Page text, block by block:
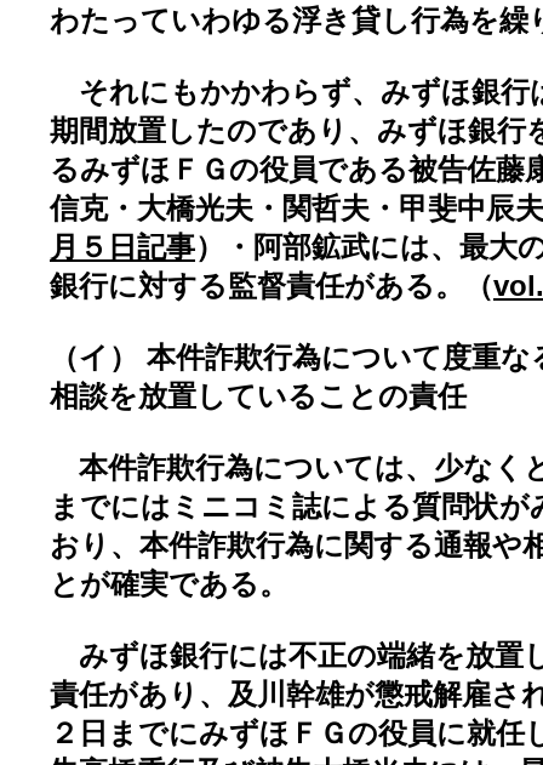
わたっていわゆる浮き貸し行為を繰
それにもかかわらず、みずほ銀行
期間放置したのであり、みずほ銀行
るみずほＦＧの役員である被告佐藤
信克・大橋光夫・関哲夫・甲斐中辰
月５日記事）・阿部鉱武には、最大
銀行に対する監督責任がある。（
（イ） 本件詐欺行為について度重
相談を放置していることの責任
本件詐欺行為については、少なく
までにはミニコミ誌による質問状
おり、本件詐欺行為に関する通報や
とが確実である。
みずほ銀行には不正の端緒を放置
責任があり、及川幹雄が懲戒解雇さ
２日までにみずほＦＧの役員に就任